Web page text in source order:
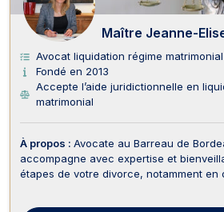
Maître Jeanne-
Avocat liquidation régime
Fondé en 2013
Accepte l’aide juridictionnelle en
matrimonial
À propos : Avocate au Barreau de
accompagne avec expertise et
étapes de votre divorce, notamment en
permet aux époux de se séparer sans